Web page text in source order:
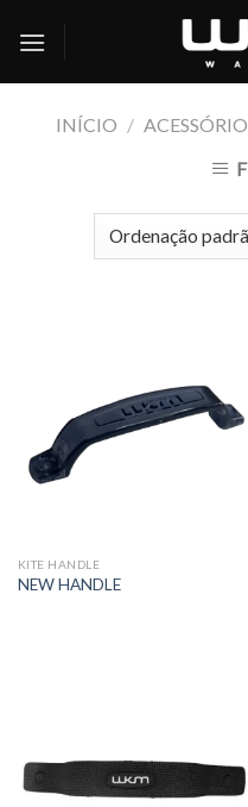
INÍCIO /
KITE HANDLE
NEW HANDLE